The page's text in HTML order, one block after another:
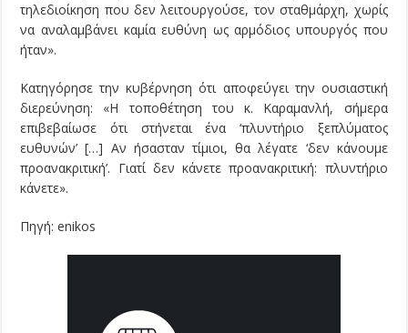
τηλεδιοίκηση που δεν λειτουργούσε, τον σταθμάρχη, χωρίς
να αναλαμβάνει καμία ευθύνη ως αρμόδιος υπουργός που
ήταν».
Κατηγόρησε την κυβέρνηση ότι αποφεύγει την ουσιαστική
διερεύνηση: «Η τοποθέτηση του κ. Καραμανλή, σήμερα
επιβεβαίωσε ότι στήνεται ένα ‘πλυντήριο ξεπλύματος
ευθυνών’ […] Αν ήσασταν τίμιοι, θα λέγατε ‘δεν κάνουμε
προανακριτική’. Γιατί δεν κάνετε προανακριτική: πλυντήριο
κάνετε».
Πηγή: enikos